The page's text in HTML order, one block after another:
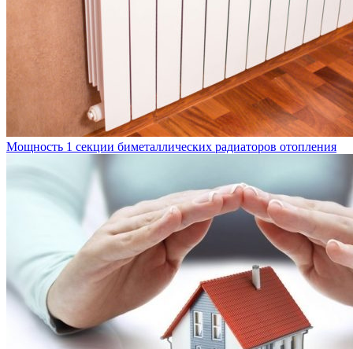
Мощность 1 секции биметаллических радиаторов отопления